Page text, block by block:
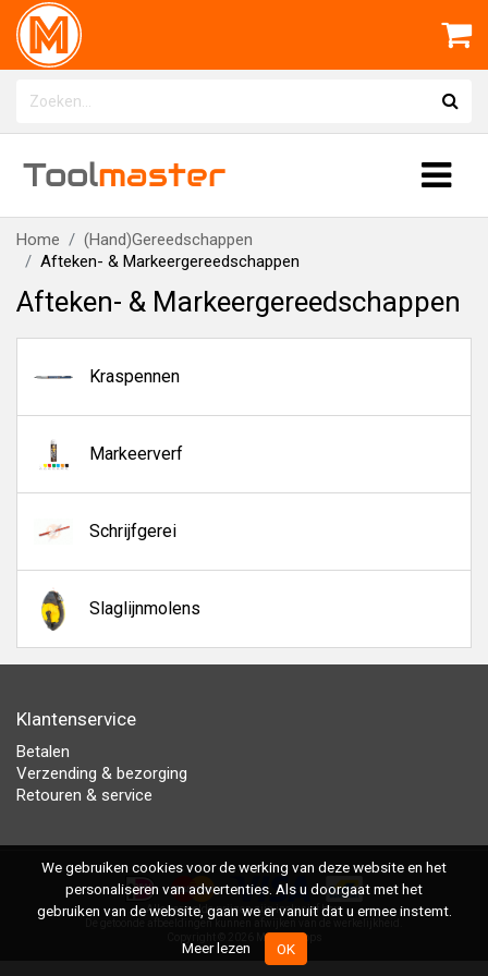
Toolmaster
Home
(Hand)Gereedschappen
Afteken- & Markeergereedschappen
Afteken- & Markeergereedschappen
Kraspennen
Markeerverf
Schrijfgerei
Slaglijnmolens
Klantenservice
Betalen
Verzending & bezorging
Retouren & service
Alle vermelde prijzen zijn inclusief btw.
De getoonde afbeeldingen kunnen afwijken van de werkelijkheid.
Copyright © 2026 MasterShops
We gebruiken cookies voor de werking van deze website en het
personaliseren van advertenties. Als u doorgaat met het
gebruiken van de website, gaan we er vanuit dat u ermee instemt.
Meer lezen OK